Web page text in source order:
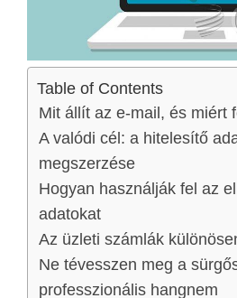
Table of Contents
Mit állít az e-mail, és miért
A valódi cél: a hitelesítő
megszerzése
Hogyan használják fel az
adatokat
Az üzleti számlák
Ne tévesszen meg a
professzionális hangnem